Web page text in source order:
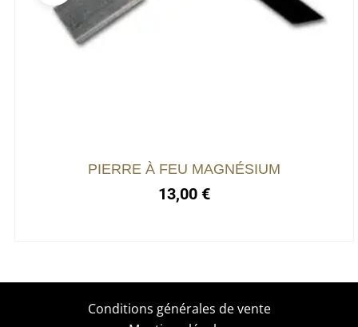
PIERRE À FEU MAGNÉSIUM
13,00 €
Conditions générales de vente